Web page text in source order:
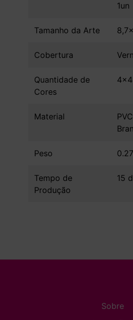
1un
Tamanho da Arte
Cobertura
Quantidade de
Cores
4x4
Material
Peso
Tempo de
Produção
15
Sobre